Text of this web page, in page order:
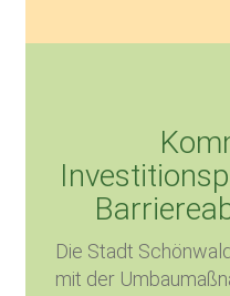
Die Stadt
mit der